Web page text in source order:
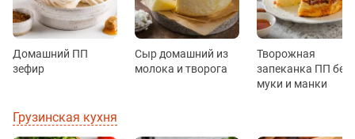
Домашний ПП
зефир
Сыр домашний из
молока и творога
Творожная
запеканка ПП без
муки и манки
Грузинская кухня